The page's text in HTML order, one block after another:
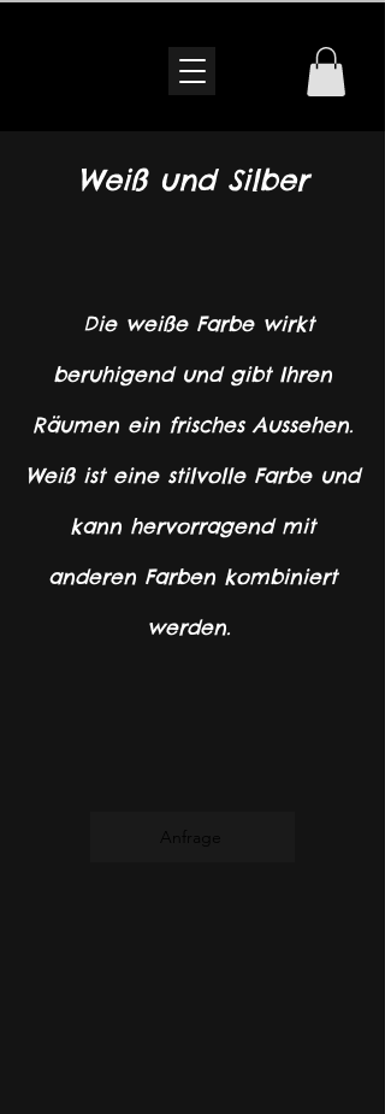
Weiß und Silber
Die weiße Farbe wirkt
beruhigend und gibt Ihren
Räumen ein frisches Aussehen.
Weiß ist eine stilvolle Farbe und
kann hervorragend mit
anderen Farben kombiniert
werden.
Anfrage